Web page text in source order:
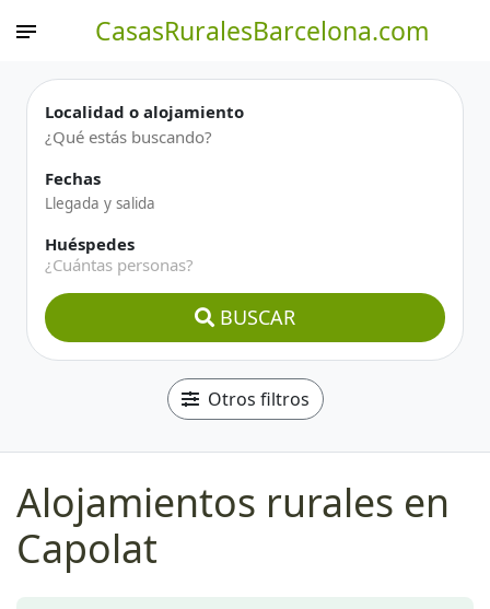
CasasRuralesBarcelona.com
Localidad o alojamiento
Fechas
Huéspedes
¿Cuántas personas?
BUSCAR
Otros filtros
Alojamientos rurales en
Capolat